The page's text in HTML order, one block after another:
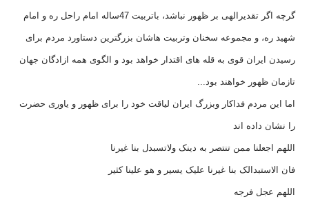
گرچه اگر تقدیرالهی بر ظهور نباشد، باتربیت 47ساله امام راحل ره و امام
شهید ره، و مجموعه سخنان وتربیت هاشان بزرگترین دستاورد مردم برای
رسیدن ایران قوی به قله های اقتدار خواهد بود و الگوی همه ازادگان جهان
تازمان ظهور خواهند بود...
اما این مردم فداکار وبزرگ ایران لیاقت خود را برای ظهور و یاوری حضرت
را نشان داده اند
اللهم اجعلنا ممن تنتصر به دینک ولاتسبدل بنا غیرنا
فان الاستبدالک بنا غیرنا علیک یسیر و هو علینا کثیر
اللهم عجل فرجه